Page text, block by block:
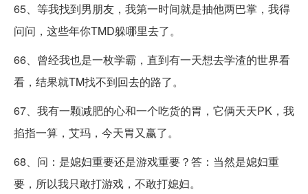
65、等我找到男朋友，我第一时间就是抽他两巴掌，我得
问问，这些年你TMD躲哪里去了。
66、曾经我也是一枚学霸，直到有一天想去学渣的世界看
看，结果就TM找不到回去的路了。
67、我有一颗减肥的心和一个吃货的胃，它俩天天PK，我
掐指一算，艾玛，今天胃又赢了。
68、问：是媳妇重要还是游戏重要？答：当然是媳妇重
要，所以我只敢打游戏，不敢打媳妇。